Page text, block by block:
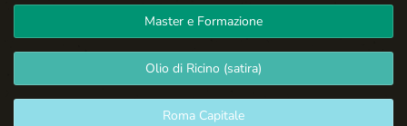
Master e Formazione
Olio di Ricino (satira)
Roma Capitale